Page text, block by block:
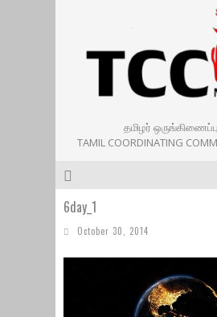
தமிழர்
TAMIL COORDINATING
6day_1
October 30, 2014